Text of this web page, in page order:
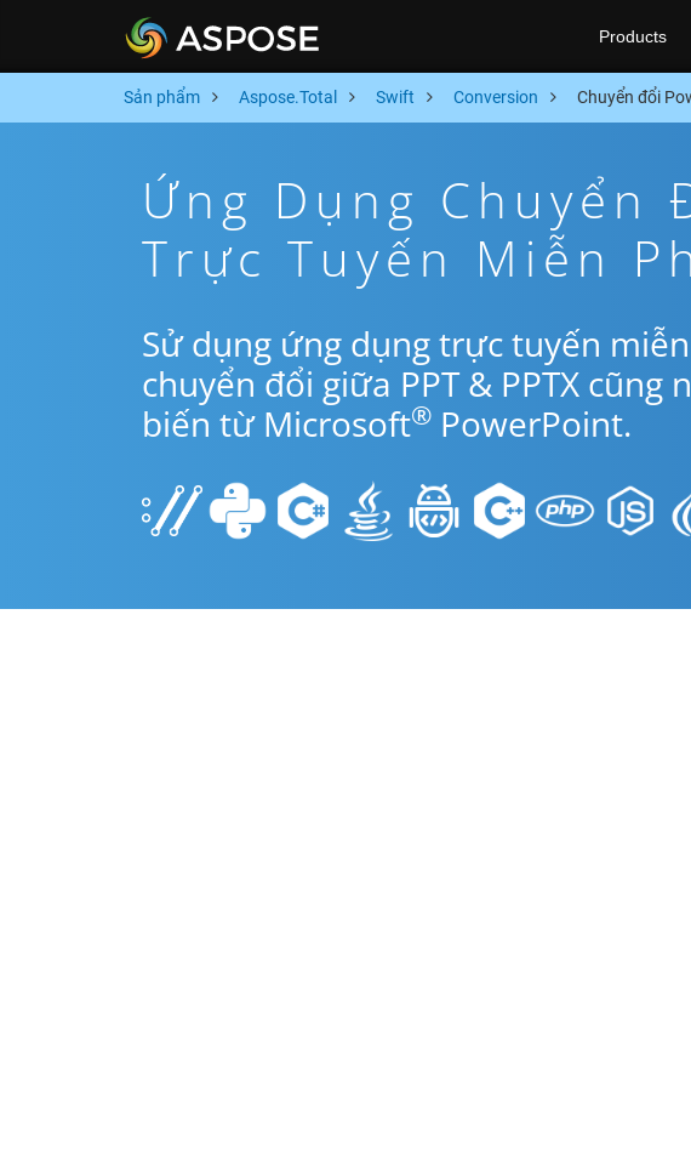
Products
Sản phẩm Aspose.Total Swift Conversion Chuyển đổi
Ứng Dụng Chuyển
Trực Tuyến Miễn
Sử dụng ứng dụng trực tuyến
chuyển đổi giữa PPT & PPTX
biến từ Microsoft® PowerPoint.